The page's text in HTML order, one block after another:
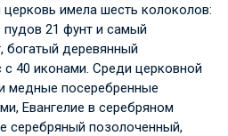
имела шесть колоколов:
21 фунт и самый
богатый деревянный
40 иконами. Среди церковной
медные посеребренные
Евангелие в серебряном
серебряный позолоченный,